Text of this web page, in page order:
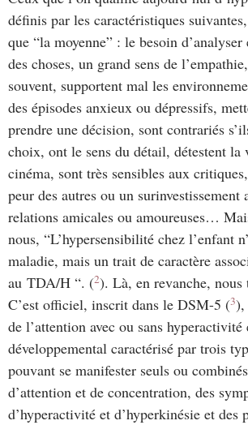
définis par les caractéristiques
que “la moyenne” : le besoin
des choses, un grand sens de
souvent, supportent mal les
des épisodes anxieux ou dépressifs,
prendre une décision, sont contrariés
choix, ont le sens du détail, détestent la
cinéma, sont très sensibles aux
peur des autres ou un surinvestissement
relations amicales ou amoureuses…
nous, “L’hypersensibilité chez l’enfant
maladie, mais un trait de caractère
au TDA/H “. (2). Là, en revanche,
C’est officiel, inscrit dans le DSM-5 (3),
de l’attention avec ou sans
développemental caractérisé par trois
pouvant se manifester seuls ou
d’attention et de concentration, des
d’hyperactivité et d’hyperkinésie et des